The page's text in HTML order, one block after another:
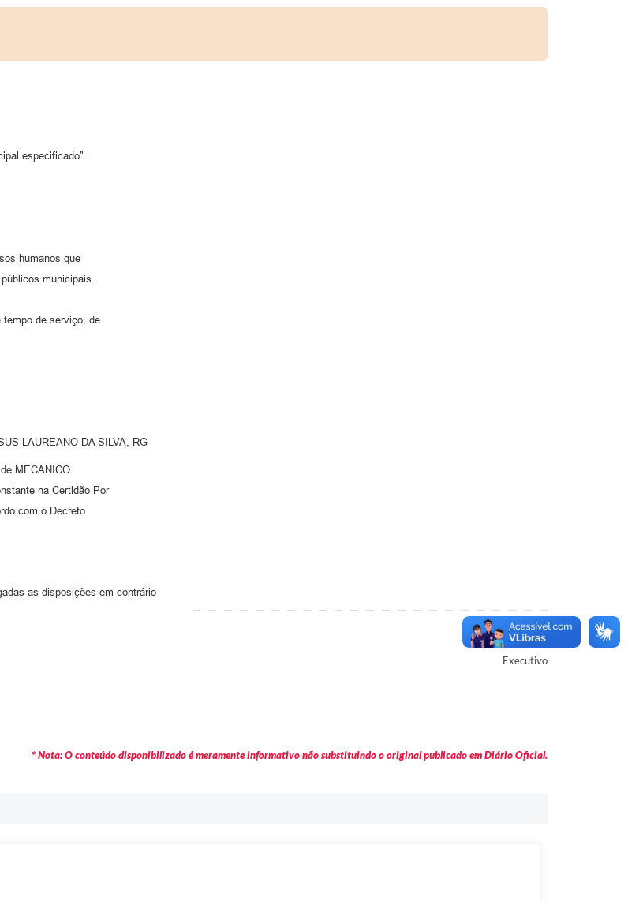
especificado".
humanos que
municipais.
tempo de serviço, de
LAUREANO DA SILVA, RG
MECANICO
na Certidão Por
com o Decreto
as disposições em contrário
Autor
Executivo
* Nota: O conteúdo disponibilizado é meramente informativo não substituindo o original publicado em Diário Oficial.